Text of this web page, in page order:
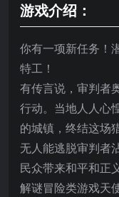
游戏介绍：
你有一项新任务！
特工！
有传言说，审判者
行动。当地人人心
的城镇，终结这场
无人能逃脱审判者
民众带来和平和正
解谜冒险类游戏天